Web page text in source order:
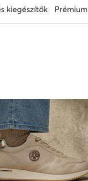
kiegészítők Prémium